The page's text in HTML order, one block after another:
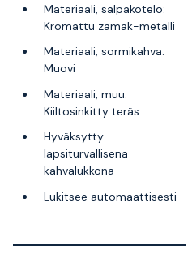
Materiaali, salpakotelo:
Kromattu zamak-metalli
Materiaali, sormikahva:
Muovi
Materiaali, muu:
Kiiltosinkitty teräs
Hyväksytty
lapsiturvallisena
kahvalukkona
Lukitsee automaattisesti